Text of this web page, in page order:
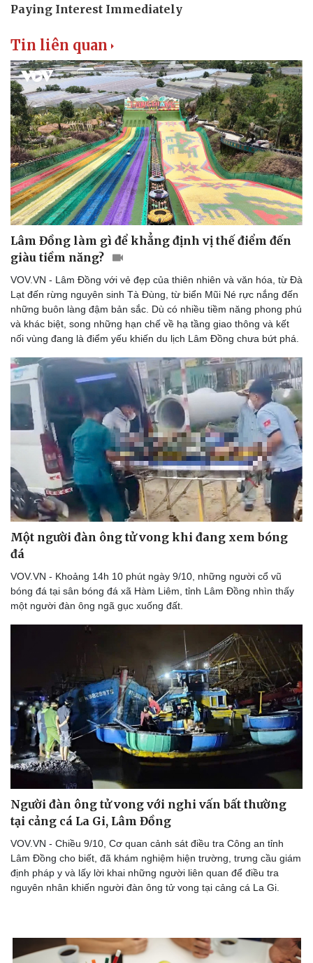
Doanh nghiệp
Doanh nghiệp 24h
Doanh nhân
Vì cộng đồng
Tin Công nghệ
Trải nghiệm
Chuyển đổi số
Tin liên quan
Lâm Đồng làm gì để khẳng định vị thế điểm đến
giàu tiềm năng?
VOV.VN - Lâm Đồng với vẻ đẹp của thiên nhiên và văn hóa, từ Đà
Lạt đến rừng nguyên sinh Tà Đùng, từ biển Mũi Né rực nắng đến
những buôn làng đậm bản sắc. Dù có nhiều tiềm năng phong phú
và khác biệt, song những hạn chế về hạ tầng giao thông và kết
nối vùng đang là điểm yếu khiến du lịch Lâm Đồng chưa bứt phá.
Một người đàn ông tử vong khi đang xem bóng
đá
VOV.VN - Khoảng 14h 10 phút ngày 9/10, những người cổ vũ
bóng đá tại sân bóng đá xã Hàm Liêm, tỉnh Lâm Đồng nhìn thấy
một người đàn ông ngã gục xuống đất.
Người đàn ông tử vong với nghi vấn bất thường
tại cảng cá La Gi, Lâm Đồng
VOV.VN - Chiều 9/10, Cơ quan cảnh sát điều tra Công an tỉnh
Lâm Đồng cho biết, đã khám nghiệm hiện trường, trưng cầu giám
định pháp y và lấy lời khai những người liên quan để điều tra
nguyên nhân khiến người đàn ông tử vong tại cảng cá La Gi.